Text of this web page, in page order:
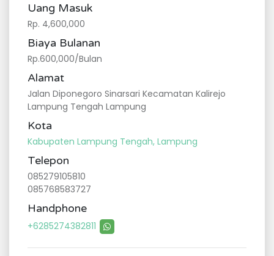
Uang Masuk
Rp. 4,600,000
Biaya Bulanan
Rp.600,000/Bulan
Alamat
Jalan Diponegoro Sinarsari Kecamatan Kalirejo
Lampung Tengah Lampung
Kota
Kabupaten Lampung Tengah, Lampung
Telepon
085279105810
085768583727
Handphone
+6285274382811